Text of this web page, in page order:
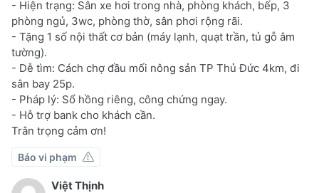
- Hiện trạng: Sân xe hơi trong nhà, phòng khách, bếp, 3
phòng ngủ, 3wc, phòng thờ, sân phơi rộng rãi.
- Tặng 1 số nội thất cơ bản (máy lạnh, quạt trần, tủ gỗ âm
tường).
- Dễ tìm: Cách chợ đầu mối nông sản TP Thủ Đức 4km, đi
sân bay 25p.
- Pháp lý: Sổ hồng riêng, công chứng ngay.
- Hỗ trợ bank cho khách cần.
Trân trọng cảm ơn!
Báo vi phạm
Việt Thịnh